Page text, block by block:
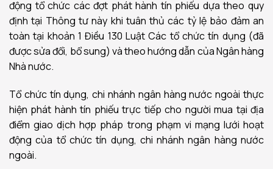
động tổ chức các đợt phát hành tín phiếu dựa theo quy
định tại Thông tư này khi tuân thủ các tỷ lệ bảo đảm an
toàn tại khoản 1 Điều 130 Luật Các tổ chức tín dụng (đã
được sửa đổi, bổ sung) và theo hướng dẫn của Ngân hàng
Nhà nước.
Tổ chức tín dụng, chi nhánh ngân hàng nước ngoài thực
hiện phát hành tín phiếu trực tiếp cho người mua tại địa
điểm giao dịch hợp pháp trong phạm vi mạng lưới hoạt
động của tổ chức tín dụng, chi nhánh ngân hàng nước
ngoài.